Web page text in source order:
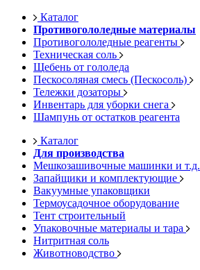
Каталог
Противогололедные материалы
Противогололедные реагенты
Техническая соль
Щебень от гололеда
Пескосоляная смесь (Пескосоль)
Тележки дозаторы
Инвентарь для уборки снега
Шампунь от остатков реагента
Каталог
Для производства
Мешкозашивочные машинки и т.д.
Запайщики и комплектующие
Вакуумные упаковщики
Термоусадочное оборудование
Тент строительный
Упаковочные материалы и тара
Нитритная соль
Животноводство